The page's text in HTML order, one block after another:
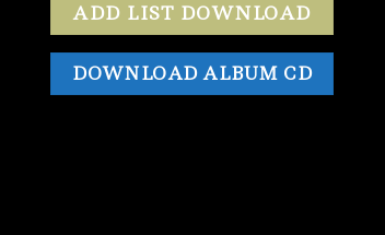
ADD LIST DOWNLOAD
DOWNLOAD ALBUM CD